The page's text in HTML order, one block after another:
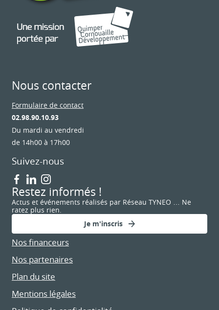
Nous contacter
Formulaire de contact
02.98.90.10.93
Du mardi au vendredi
de 14h00 à 17h00
Suivez-nous
Restez informés !
Actus et événements réalisés par Réseau TYNEO … Ne
ratez plus rien.
Je m'inscris
Nos financeurs
Nos partenaires
Plan du site
Mentions légales